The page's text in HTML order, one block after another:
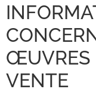
ŒUVRES
VENTE